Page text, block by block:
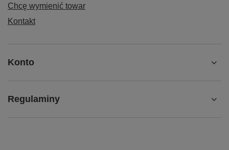
Chcę wymienić towar
Kontakt
Konto
Regulaminy